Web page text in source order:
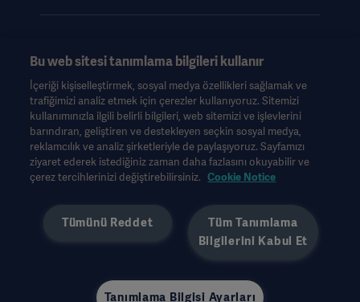
Bu bilgiler yalnızca sağlık uzmanlarına veya diğer profesyonel
izleyicilere yöneliktir ve yalnızca bilgilendirme amaçlıdır, kapsamlı
değildir ve bu nedenle Kullanım Talimatları, servis kılavuzu veya
tıbbi tavsiye yerine geçmemelidir. Getinge, bu materyale dayalı
olarak herhangi bir tarafın herhangi bir eylemi veya ihmali için
hiçbir sorumluluk veya yükümlülük kabul etmeyecektir ve
güvenme riski yalnızca kullanıcıya aittir.
bulunmayabilir veya buna izin verilmeyebilir. Bilgiler, Getinge'nin
yazılı izni olmadan tamamen veya kısmen kopyalanamaz veya
kişilere aittir ve Getinge'nin görüşlerini yansıtması veya temsil
Bu web sitesi tanımlama bilgileri kullanır
İçeriği kişiselleştirmek, sosyal medya özellikleri sağlamak ve
trafiğimizi analiz etmek için çerezler kullanıyoruz. Sitemizi
kullanımınızla ilgili belirli bilgileri, web sitemizi ve işlevlerini
barındıran, geliştiren ve destekleyen seçkin sosyal medya,
reklamcılık ve analiz şirketleriyle de paylaşıyoruz. Sayfamızı
ziyaret ederek istediğiniz zaman daha fazlasını okuyabilir ve
çerez tercihlerinizi değiştirebilirsiniz. Cookie Notice
Tüm Tanımlama
Bilgilerini Kabul Et
Tümünü Reddet
Tanımlama Bilgisi Ayarları